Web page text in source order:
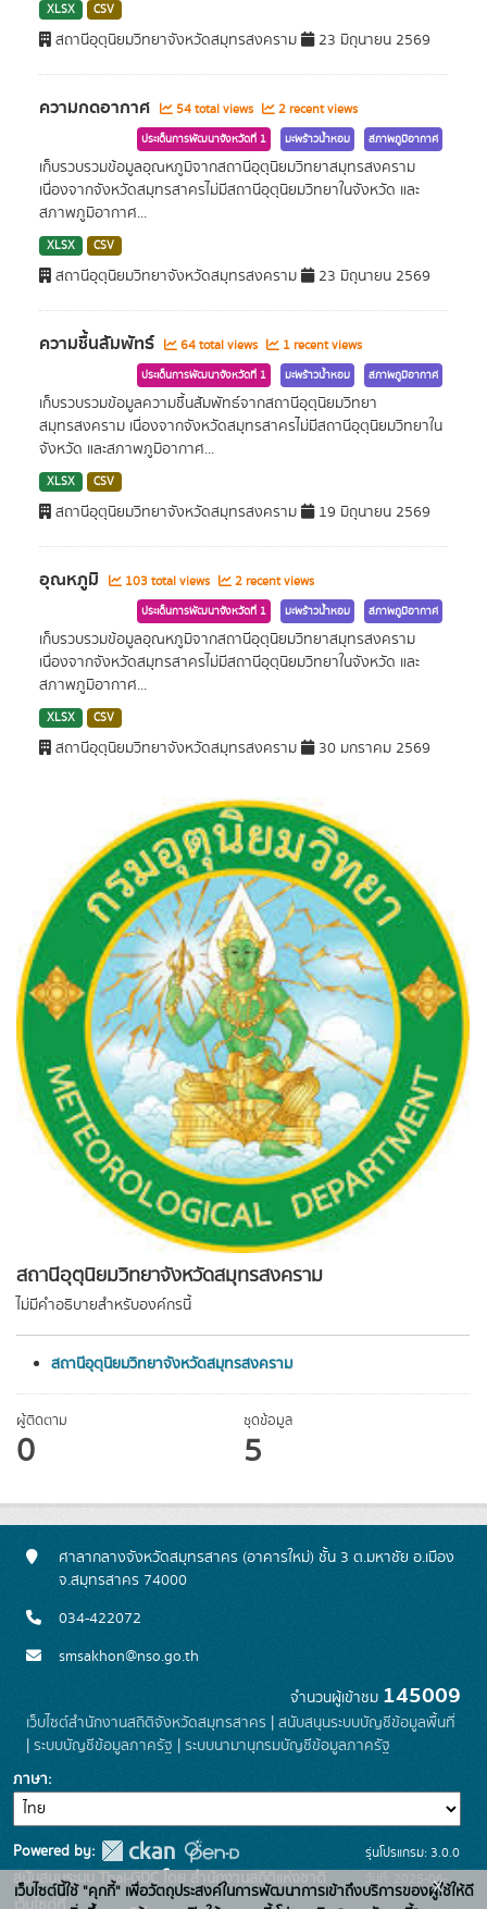
สถานีอุตุนิยมวิทยาจังหวัดสมุทรสงคราม
ไม่มีคำอธิบายสำหรับองค์กรนี้
สถานีอุตุนิยมวิทยาจังหวัดสมุทรสงคราม
ผู้ติดตาม
0
ชุดข้อมูล
5
XLSX CSV
สถานีอุตุนิยมวิทยาจังหวัดสมุทรสงคราม 23 มิถุนายน 2569
ความกดอากาศ 54 total views 2 recent views
ประเด็นการพัฒนาจังหวัดที่ 1 มะพร้าวน้ำหอม สภาพภูมิอากาศ
เก็บรวบรวมข้อมูลอุณหภูมิจากสถานีอุตุนิยมวิทยาสมุทรสงคราม
เนื่องจากจังหวัดสมุทรสาครไม่มีสถานีอุตุนิยมวิทยาในจังหวัด และ
สภาพภูมิอากาศ...
XLSX CSV
สถานีอุตุนิยมวิทยาจังหวัดสมุทรสงคราม 23 มิถุนายน 2569
ความชื้นสัมพัทธ์ 64 total views 1 recent views
ประเด็นการพัฒนาจังหวัดที่ 1 มะพร้าวน้ำหอม สภาพภูมิอากาศ
เก็บรวบรวมข้อมูลความชื้นสัมพัทธ์จากสถานีอุตุนิยมวิทยา
สมุทรสงคราม เนื่องจากจังหวัดสมุทรสาครไม่มีสถานีอุตุนิยมวิทยาใน
จังหวัด และสภาพภูมิอากาศ...
XLSX CSV
สถานีอุตุนิยมวิทยาจังหวัดสมุทรสงคราม 19 มิถุนายน 2569
อุณหภูมิ 103 total views 2 recent views
ประเด็นการพัฒนาจังหวัดที่ 1 มะพร้าวน้ำหอม สภาพภูมิอากาศ
เก็บรวบรวมข้อมูลอุณหภูมิจากสถานีอุตุนิยมวิทยาสมุทรสงคราม
เนื่องจากจังหวัดสมุทรสาครไม่มีสถานีอุตุนิยมวิทยาในจังหวัด และ
สภาพภูมิอากาศ...
XLSX CSV
สถานีอุตุนิยมวิทยาจังหวัดสมุทรสงคราม 30 มกราคม 2569
ศาลากลางจังหวัดสมุทรสาคร (อาคารใหม่) ชั้น 3 ต.มหาชัย อ.เมือง
จ.สมุทรสาคร 74000
034-422072
smsakhon@nso.go.th
จำนวนผู้เข้าชม 145009
เว็บไซต์สำนักงานสถิติจังหวัดสมุทรสาคร | สนับสนุนระบบบัญชีข้อมูลพื้นที่
| ระบบบัญชีข้อมูลภาครัฐ | ระบบนามานุกรมบัญชีข้อมูลภาครัฐ
ภาษา
Powered by:
สนับสนุนระบบ Thai-GDC โดย สำนักงานสถิติแห่งชาติ
รุ่นโปรแกรม: 3.0.0
วันที่: 2025-06-
เว็บไซต์นี้ใช้ "คุกกี้" เพื่อวัตถุประสงค์ในการพัฒนาการเข้าถึงบริการของผู้ใช้ให้ดี
x